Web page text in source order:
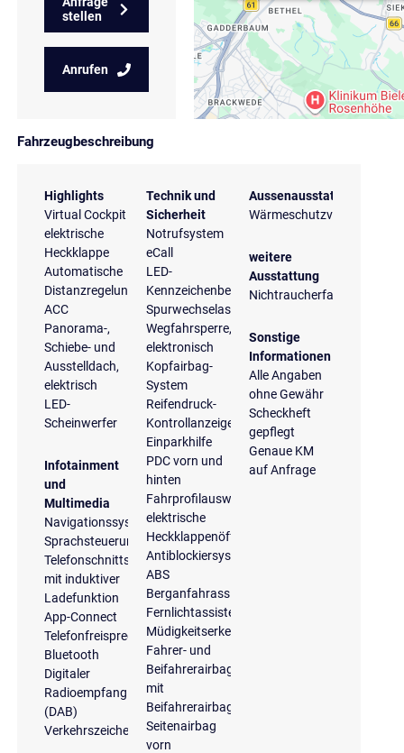
stellen
Anrufen
Fahrzeugbeschreibung
Highlights
Virtual Cockpit
elektrische
Heckklappe
Automatische
Distanzregelung
ACC
Panorama-,
Schiebe- und
Ausstelldach,
elektrisch
LED-
Scheinwerfer
Infotainment
und
Multimedia
Navigationssystem
Sprachsteuerung
Telefonschnittstelle
mit induktiver
Ladefunktion
App-Connect
Telefonfreisprecheinrichtung
Bluetooth
Digitaler
Radioempfang
(DAB)
Verkehrszeichenerkennung
Technik und
Sicherheit
Notrufsystem
eCall
LED-
Kennzeichenbeleuchtung
Spurwechselassistent
Wegfahrsperre,
elektronisch
Kopfairbag-
System
Reifendruck-
Kontrollanzeige
Einparkhilfe
PDC vorn und
hinten
Fahrprofilauswahl
elektrische
Heckklappenöffnung
Antiblockiersystem
ABS
Berganfahrassistent
Fernlichtassistent
Müdigkeitserkennung
Fahrer- und
Beifahrerairbag
mit
Beifahrerairbagdeaktivierung
Seitenairbag
vorn
Aussenausstattung
Wärmeschutzverglasung
weitere
Ausstattung
Nichtraucherfahrzeug
Sonstige
Informationen
Alle Angaben
ohne Gewähr
Scheckheft
gepflegt
Genaue KM
auf Anfrage